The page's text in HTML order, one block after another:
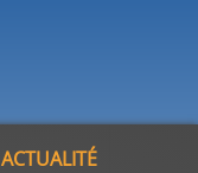
ACTUALITÉ